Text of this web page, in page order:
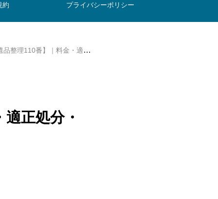
約 プライバシーポリシー
・適正処分・買取まで”失敗しない”依頼ガイド
正処分・